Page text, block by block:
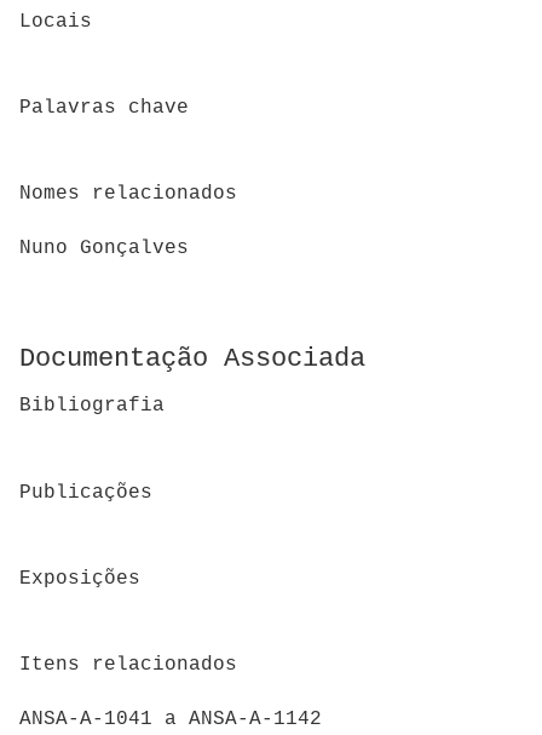
Locais
Palavras chave
Nomes relacionados
Nuno Gonçalves
Documentação Associada
Bibliografia
Publicações
Exposições
Itens relacionados
ANSA-A-1041 a ANSA-A-1142